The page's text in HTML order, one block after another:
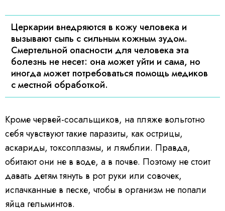
Церкарии внедряются в кожу человека и
вызывают сыпь с сильным кожным зудом.
Смертельной опасности для человека эта
болезнь не несет: она может уйти и сама, но
иногда может потребоваться помощь медиков
с местной обработкой.
Кроме червей-сосальщиков, на пляже вольготно
себя чувствуют такие паразиты, как острицы,
аскариды, токсоплазмы, и лямблии. Правда,
обитают они не в воде, а в почве. Поэтому не стоит
давать детям тянуть в рот руки или совочек,
испачканные в песке, чтобы в организм не попали
яйца гельминтов.